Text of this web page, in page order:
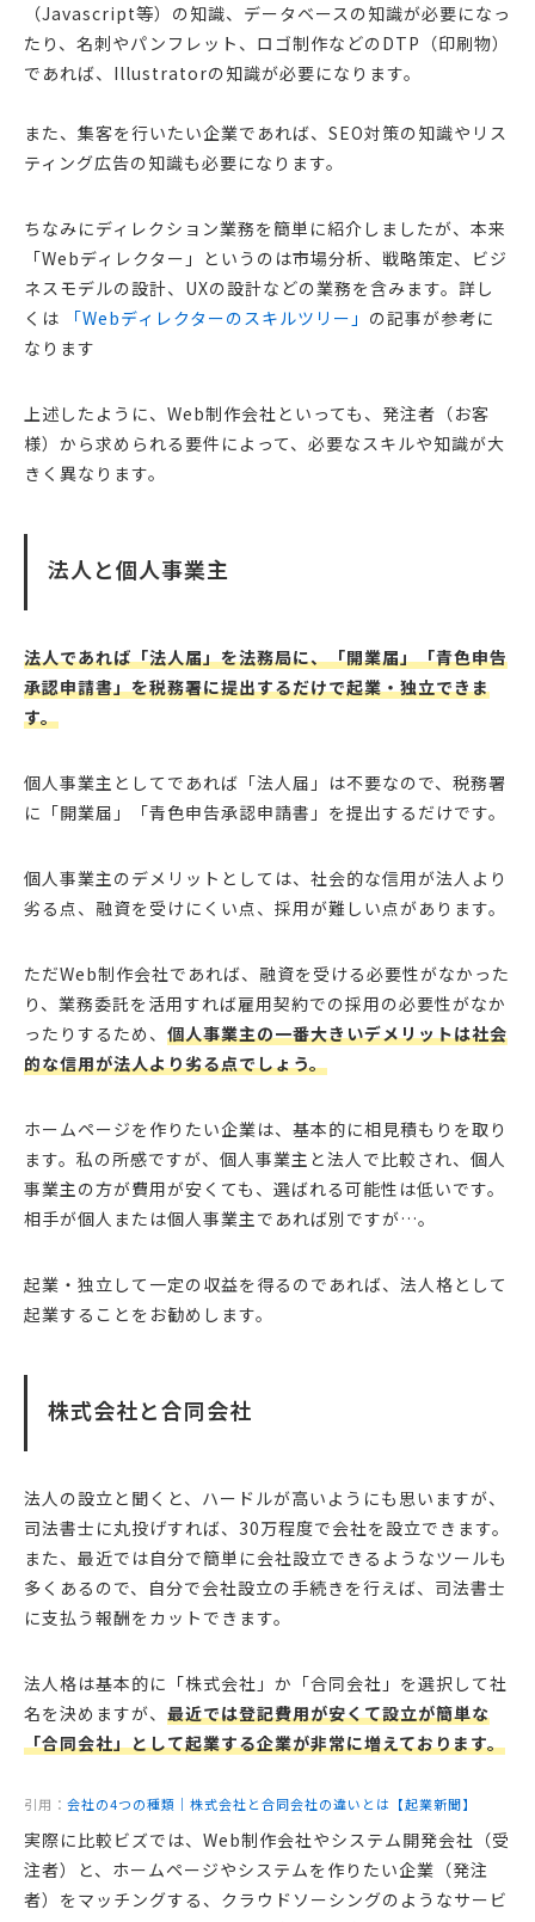
（Javascript等）の知識、データベースの知識が必要になっ
たり、名刺やパンフレット、ロゴ制作などのDTP（印刷物）
であれば、Illustratorの知識が必要になります。
また、集客を行いたい企業であれば、SEO対策の知識やリス
ティング広告の知識も必要になります。
ちなみにディレクション業務を簡単に紹介しましたが、本来
「Webディレクター」というのは市場分析、戦略策定、ビジ
ネスモデルの設計、UXの設計などの業務を含みます。詳し
くは
「Webディレクターのスキルツリー」 の記事が参考に
なります
上述したように、Web制作会社といっても、発注者（お客
様）から求められる要件によって、必要なスキルや知識が大
きく異なります。
法人と個人事業主
法人であれば「法人届」を法務局に、「開業届」「青色申告
承認申請書」を税務署に提出するだけで起業・独立できま
す。
個人事業主としてであれば「法人届」は不要なので、税務署
に「開業届」「青色申告承認申請書」を提出するだけです。
個人事業主のデメリットとしては、社会的な信用が法人より
劣る点、融資を受けにくい点、採用が難しい点があります。
ただWeb制作会社であれば、融資を受ける必要性がなかった
り、業務委託を活用すれば雇用契約での採用の必要性がなか
ったりするため、 個人事業主の一番大きいデメリットは社会
的な信用が法人より劣る点でしょう。
ホームページを作りたい企業は、基本的に相見積もりを取り
ます。私の所感ですが、個人事業主と法人で比較され、個人
事業主の方が費用が安くても、選ばれる可能性は低いです。
相手が個人または個人事業主であれば別ですが…。
起業・独立して一定の収益を得るのであれば、法人格として
起業することをお勧めします。
株式会社と合同会社
法人の設立と聞くと、ハードルが高いようにも思いますが、
司法書士に丸投げすれば、30万程度で会社を設立できます。
また、最近では自分で簡単に会社設立できるようなツールも
多くあるので、自分で会社設立の手続きを行えば、司法書士
に支払う報酬をカットできます。
法人格は基本的に「株式会社」か「合同会社」を選択して社
名を決めますが、 最近では登記費用が安くて設立が簡単な
「合同会社」として起業する企業が非常に増えております。
引用： 会社の4つの種類｜株式会社と合同会社の違いとは【起業新聞】
実際に比較ビズでは、Web制作会社やシステム開発会社（受
注者）と、ホームページやシステムを作りたい企業（発注
者）をマッチングする、クラウドソーシングのようなサービ